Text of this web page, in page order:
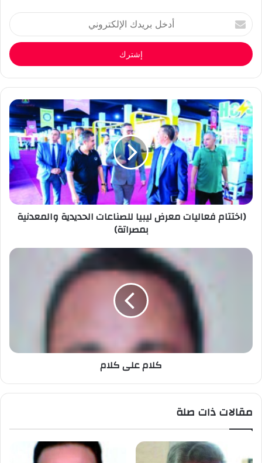
أدخل
بريدك
الإلكتروني
(اختتام فعاليات معرض ليبيا للصناعات الحديدية والمعدنية
بمصراتة)
كلام على كلام
مقالات ذات صلة